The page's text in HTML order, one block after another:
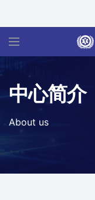
中心简介
About us